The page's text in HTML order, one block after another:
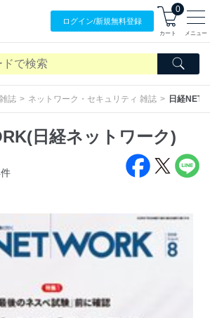
ログイン/新規無料登録
0
カート メニュー
誌 ネットワーク・セキュリティ 雑誌 日経
日経ネットワーク)